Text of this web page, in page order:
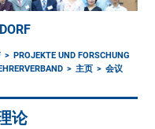
PROJEKTE UND FORSCHUNG
主页
会议
论